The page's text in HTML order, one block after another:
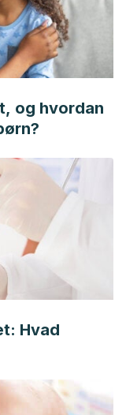
og hvordan
Hvad